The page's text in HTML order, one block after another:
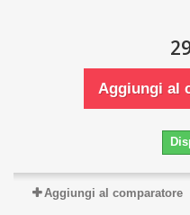
Aggiungi al
Aggiungi al comparatore